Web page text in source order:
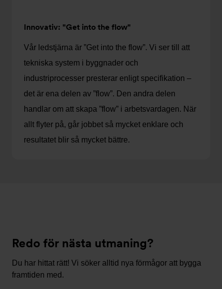
Innovativ: "Get into the flow"
Vår ledstjärna är ”Get into the flow”. Vi ser till att
tekniska system i byggnader och
industriprocesser presterar enligt specifikation –
det är ena delen av ”flow”. Den andra delen
handlar om att skapa ”flow” i arbetsvardagen. När
allt flyter på, går jobbet så mycket enklare och
resultatet blir så mycket bättre.
Redo för nästa utmaning?
Du har hittat rätt! Vi söker alltid nya förmågor att bygga
framtiden med.